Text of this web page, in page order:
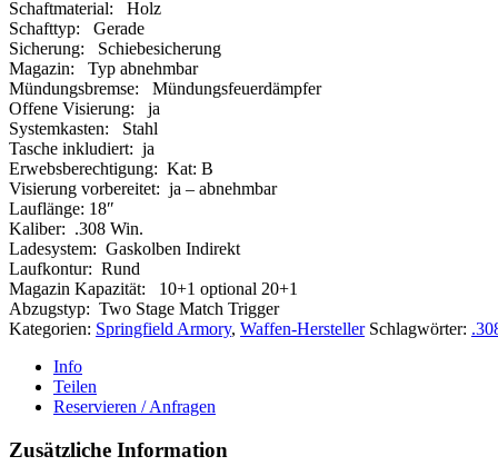
Schaftmaterial: Holz
Schafttyp: Gerade
Sicherung: Schiebesicherung
Magazin: Typ abnehmbar
Mündungsbremse: Mündungsfeuerdämpfer
Offene Visierung: ja
Systemkasten: Stahl
Tasche inkludiert: ja
Erwebsberechtigung: Kat: B
Visierung vorbereitet: ja – abnehmbar
Lauflänge: 18″
Kaliber: .308 Win.
Ladesystem: Gaskolben Indirekt
Laufkontur: Rund
Magazin Kapazität: 10+1 optional 20+1
Abzugstyp: Two Stage Match Trigger
Kategorien: Springfield Armory, Waffen-Hersteller Schlagwörter:
Info
Teilen
Reservieren / Anfragen
Zusätzliche Information